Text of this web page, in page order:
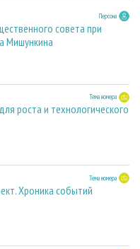
Персона
совета при
Мишункина
Тема номера
роста и технологического
Тема номера
Хроника событий